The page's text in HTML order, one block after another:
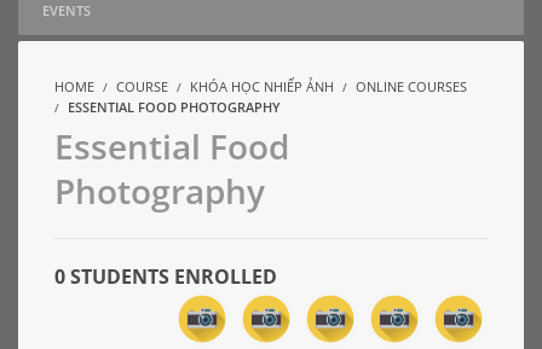
EVENTS
HOME COURSE KHÓA HỌC NHIẾP ẢNH
ONLINE COURSES
ESSENTIAL FOOD PHOTOGRAPHY
Essential Food
Photography
0 STUDENTS ENROLLED